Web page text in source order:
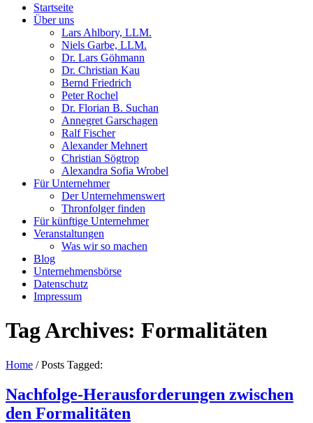
Startseite
Über uns
Lars Ahlbory, LLM.
Niels Garbe, LLM.
Dr. Lars Göhmann
Dr. Christian Kau
Bernd Friedrich
Peter Rochel
Dr. Florian B. Suchan
Annegret Garschagen
Ralf Fischer
Alexander Mehnert
Christian Sögtrop
Alexandra Sofia Wrobel
Für Unternehmer
Der Unternehmenswert
Thronfolger finden
Für künftige Unternehmer
Veranstaltungen
Was wir so machen
Blog
Unternehmensbörse
Datenschutz
Impressum
Tag Archives: Formalitäten
Home /Posts Tagged:
Nachfolge-Herausforderungen zwischen
den Formalitäten